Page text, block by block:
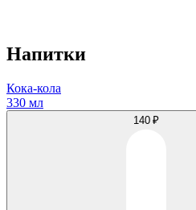
Напитки
Кока-кола
330 мл
140 ₽